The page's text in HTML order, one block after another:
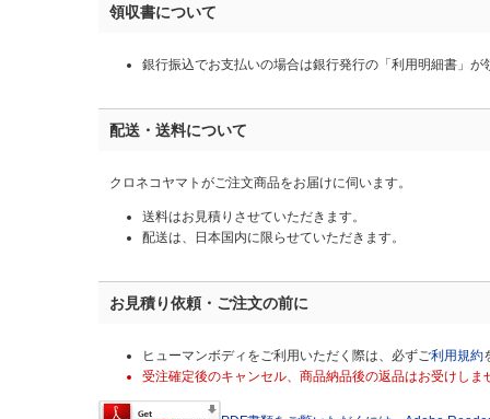
領収書について
銀行振込でお支払いの場合は銀行発行の「利用明細書」が
配送・送料について
クロネコヤマトがご注文商品をお届けに伺います。
送料はお見積りさせていただきます。
配送は、日本国内に限らせていただきます。
お見積り依頼・ご注文の前に
ヒューマンボディをご利用いただく際は、必ずご利用規約
受注確定後のキャンセル、商品納品後の返品はお受けしま